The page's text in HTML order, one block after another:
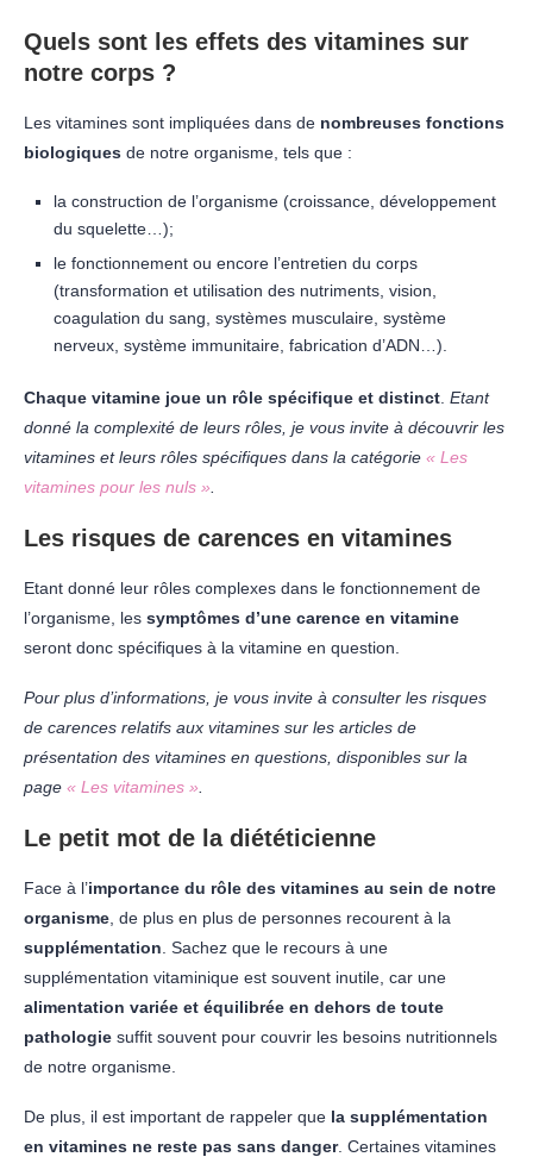
Quels sont les effets des vitamines sur
notre corps ?
Les vitamines sont impliquées dans de nombreuses fonctions
biologiques de notre organisme, tels que :
la construction de l’organisme (croissance, développement
du squelette…);
le fonctionnement ou encore l’entretien du corps
(transformation et utilisation des nutriments, vision,
coagulation du sang, systèmes musculaire, système
nerveux, système immunitaire, fabrication d’ADN…).
Chaque vitamine joue un rôle spécifique et distinct Etant
donné la complexité de leurs rôles, je vous invite à découvrir les
vitamines et leurs rôles spécifiques dans la catégorie « Les
vitamines pour les nuls »
Les risques de carences en vitamines
Etant donné leur rôles complexes dans le fonctionnement de
l’organisme, les symptômes d’une carence en vitamine
seront donc spécifiques à la vitamine en question.
Pour plus d’informations, je vous invite à consulter les risques
de carences relatifs aux vitamines sur les articles de
présentation des vitamines en questions, disponibles sur la
page « Les vitamines »
Le petit mot de la diététicienne
Face à l’importance du rôle des vitamines au sein de notre
organisme , de plus en plus de personnes recourent à la
supplémentation . Sachez que le recours à une
supplémentation vitaminique est souvent inutile, car une
alimentation variée et équilibrée en dehors de toute
pathologie suffit souvent pour couvrir les besoins nutritionnels
de notre organisme.
De plus, il est important de rappeler que la supplémentation
en vitamines ne reste pas sans danger. Certaines vitamines